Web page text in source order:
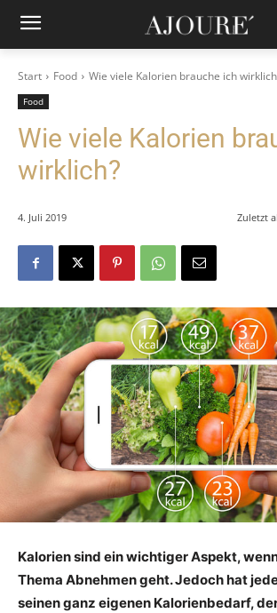
Start Food Wie viele Kalorien brauche ich
Food
Wie viele Kalorien
wirklich?
4. Juli 2019 Zuletzt
Kalorien sind ein wichtiger Aspekt,
Thema Abnehmen geht. Jedoch hat
seinen ganz eigenen Kalorienbedarf,